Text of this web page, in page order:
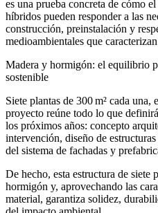
es una prueba concreta de cómo
híbridos pueden responder a las
construcción, preinstalación y
medioambientales que
Madera y hormigón: el equilibrio
sostenible
Siete plantas de 300 m² cada una,
proyecto reúne todo lo que
los próximos años: concepto
intervención, diseño de
del sistema de fachadas y
De hecho, esta estructura de siete
hormigón y, aprovechando las
material, garantiza solidez,